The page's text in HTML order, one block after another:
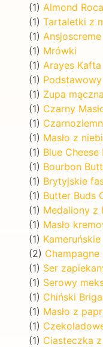
(1) Almond Roca
(1) Tartaletki z
(1) Ansjoscreme
(1) Mrówki
(1) Arayes Kafta
(1)
(1) Zupa
(1) Czarny
(1)
(1) Masło z
(1) Blue Cheese
(1) Bourbon
(1) Brytyjskie
(1) Butter Buds
(1) Medaliony z
(1) Masło
(1)
(2)
(1) Ser
(1) Serowy
(1) Chiński
(1) Masło z
(1)
(1) Ciasteczka